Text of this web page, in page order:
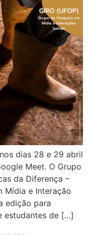
dias 28 e 29 abril
Meet. O Grupo
da Diferença –
Mídia e Interação
edição para
estudantes de […]